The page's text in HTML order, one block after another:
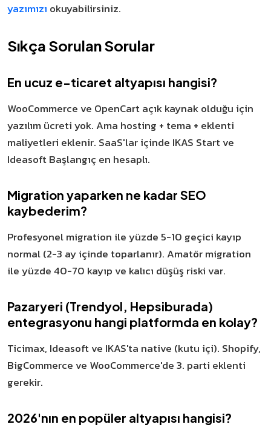
yazımızı okuyabilirsiniz.
Sıkça Sorulan Sorular
En ucuz e-ticaret altyapısı hangisi?
WooCommerce ve OpenCart açık kaynak olduğu için
yazılım ücreti yok. Ama hosting + tema + eklenti
maliyetleri eklenir. SaaS'lar içinde IKAS Start ve
Ideasoft Başlangıç en hesaplı.
Migration yaparken ne kadar SEO
kaybederim?
Profesyonel migration ile yüzde 5-10 geçici kayıp
normal (2-3 ay içinde toparlanır). Amatör migration
ile yüzde 40-70 kayıp ve kalıcı düşüş riski var.
Pazaryeri (Trendyol, Hepsiburada)
entegrasyonu hangi platformda en kolay?
Ticimax, Ideasoft ve IKAS'ta native (kutu içi). Shopify,
BigCommerce ve WooCommerce'de 3. parti eklenti
gerekir.
2026'nın en popüler altyapısı hangisi?